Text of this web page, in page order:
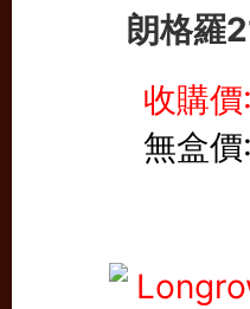
朗格羅
收購
無盒